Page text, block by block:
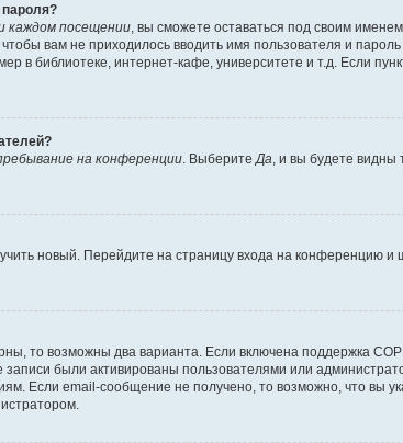
каждом посещении , вы сможете оставаться под своим
чтобы вам не приходилось вводить имя пользователя и
в библиотеке, интернет-кафе, университете и т.д. Если
на конференции . Выберите Да , и вы будете
новый. Перейдите на страницу входа на конференцию и
то возможны два варианта. Если включена поддержка
были активированы пользователями или
Если email-сообщение не получено, то возможно, что вы